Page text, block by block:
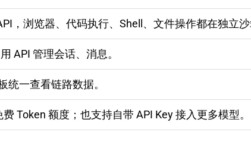
，浏览器、代码执行、Shell、文件操作都在独立沙
API 管理会话、消息。
一查看链路数据。
Token 额度；也支持自带 API Key 接入更多模型。